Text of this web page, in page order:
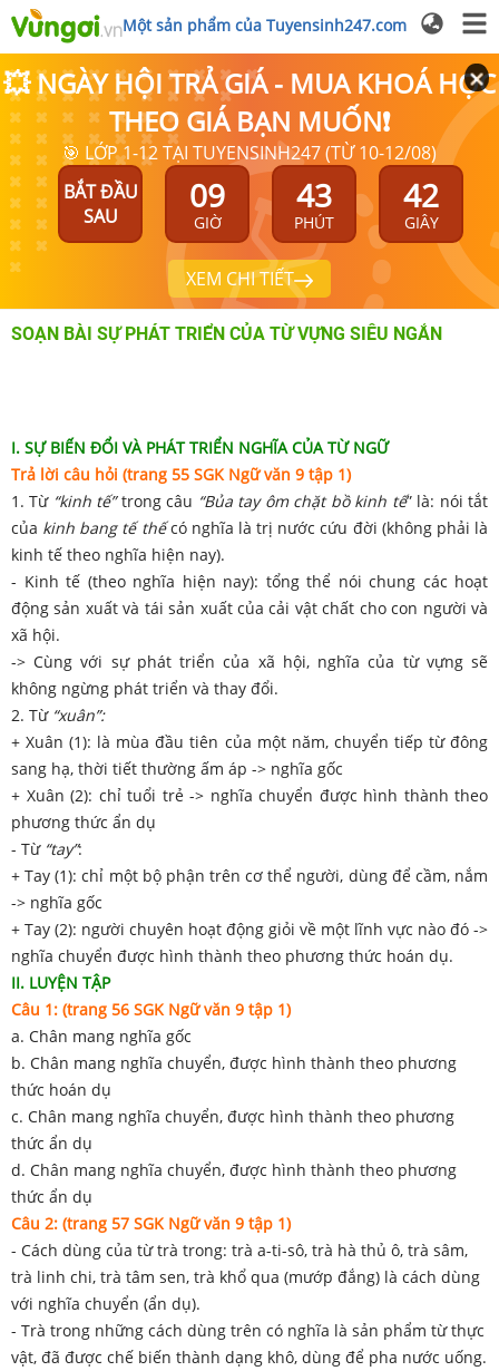
Một sản phẩm của Tuyensinh247.com
💥 NGÀY HỘI TRẢ GIÁ - MUA KHOÁ HỌC
THEO GIÁ BẠN MUỐN❗
🎯 LỚP 1-12 TẠI TUYENSINH247 (TỪ 10-12/08)
BẮT ĐẦU
SAU
09
GIỜ
43
PHÚT
42
GIÂY
XEM CHI TIẾT
SOẠN BÀI SỰ PHÁT TRIỂN CỦA TỪ VỰNG SIÊU NGẮN
I. SỰ BIẾN ĐỔI VÀ PHÁT TRIỂN NGHĨA CỦA TỪ NGỮ
Trả lời câu hỏi (trang 55 SGK Ngữ văn 9 tập 1)
1. Từ “kinh tế”trong câu “Bủa tay ôm chặt bồ kinh tế” là: nói tắt
của kinh bang tế thếcó nghĩa là trị nước cứu đời (không phải là
kinh tế theo nghĩa hiện nay).
- Kinh tế (theo nghĩa hiện nay): tổng thể nói chung các hoạt
động sản xuất và tái sản xuất của cải vật chất cho con người và
xã hội.
-> Cùng với sự phát triển của xã hội, nghĩa của từ vựng sẽ
không ngừng phát triển và thay đổi.
2. Từ “xuân”:
+ Xuân (1): là mùa đầu tiên của một năm, chuyển tiếp từ đông
sang hạ, thời tiết thường ấm áp -> nghĩa gốc
+ Xuân (2): chỉ tuổi trẻ -> nghĩa chuyển được hình thành theo
phương thức ẩn dụ
- Từ “tay”:
+ Tay (1): chỉ một bộ phận trên cơ thể người, dùng để cầm, nắm
-> nghĩa gốc
+ Tay (2): người chuyên hoạt động giỏi về một lĩnh vực nào đó ->
nghĩa chuyển được hình thành theo phương thức hoán dụ.
II. LUYỆN TẬP
Câu 1: (trang 56 SGK Ngữ văn 9 tập 1)
a. Chân mang nghĩa gốc
b. Chân mang nghĩa chuyển, được hình thành theo phương
thức hoán dụ
c. Chân mang nghĩa chuyển, được hình thành theo phương
thức ẩn dụ
d. Chân mang nghĩa chuyển, được hình thành theo phương
thức ẩn dụ
Câu 2: (trang 57 SGK Ngữ văn 9 tập 1)
- Cách dùng của từ trà trong: trà a-ti-sô, trà hà thủ ô, trà sâm,
trà linh chi, trà tâm sen, trà khổ qua (mướp đắng) là cách dùng
với nghĩa chuyển (ẩn dụ).
- Trà trong những cách dùng trên có nghĩa là sản phẩm từ thực
vật, đã được chế biến thành dạng khô, dùng để pha nước uống.